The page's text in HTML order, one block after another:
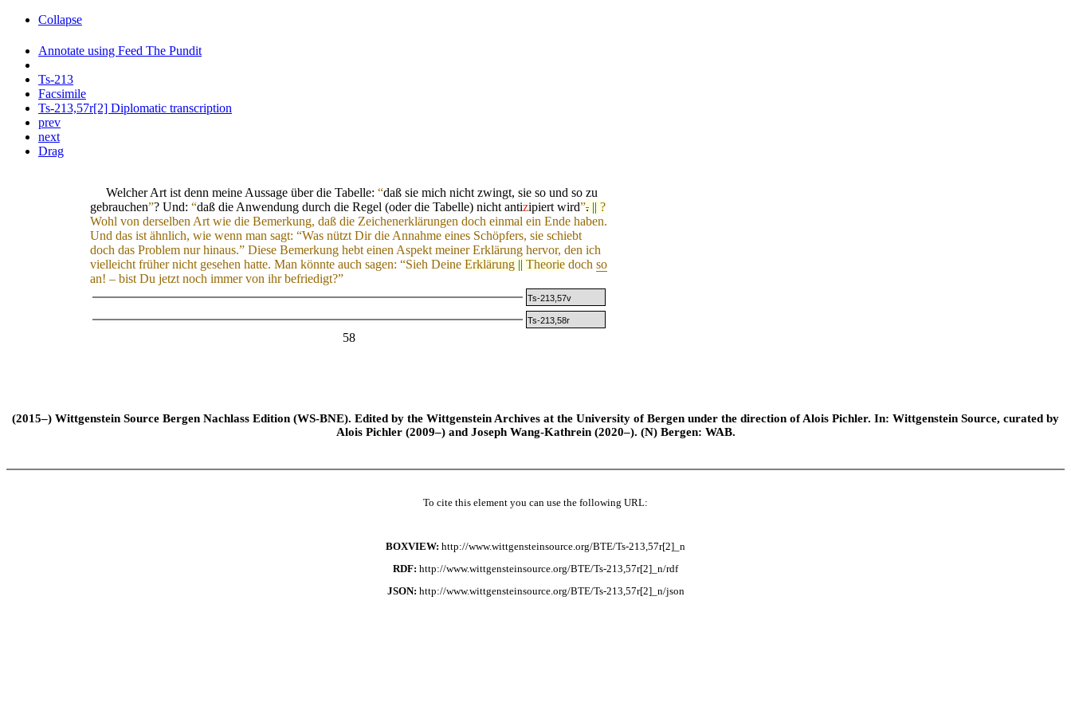
Collapse
Annotate using Feed The Pundit
Ts-213
Facsimile
Ts-213,57r[2] Diplomatic transcription
prev
next
Drag
Welcher Art ist denn meine Aussage über die Tabelle: “daß sie mich nicht zwingt, sie so und so zu
gebrauchen”? Und: “daß die Anwendung durch die Regel (oder die Tabelle) nicht antizipiert wird”. || ?
Wohl von derselben Art wie die Bemerkung, daß die Zeichenerklärungen doch einmal ein Ende haben.
Und das ist ähnlich, wie wenn man sagt: “Was nützt Dir die Annahme eines Schöpfers, sie schiebt
doch das Problem nur hinaus.” Diese Bemerkung hebt einen Aspekt meiner Erklärung hervor, den ich
vielleicht früher nicht gesehen hatte. Man könnte auch sagen: “Sieh Deine Erklärung || Theorie doch so
an! – bist Du jetzt noch immer von ihr befriedigt?”
Ts-213,57v
Ts-213,58r
58
(2015–) Wittgenstein Source Bergen Nachlass Edition (WS-BNE). Edited by the Wittgenstein Archives at the University of Bergen under the direction of Alois Pichler. In: Wittgenstein Source, curated by
Alois Pichler (2009–) and Joseph Wang-Kathrein (2020–). (N) Bergen: WAB.
To cite this element you can use the following URL:
BOXVIEW: http://www.wittgensteinsource.org/BTE/Ts-213,57r[2]_n
RDF: http://www.wittgensteinsource.org/BTE/Ts-213,57r[2]_n/rdf
JSON: http://www.wittgensteinsource.org/BTE/Ts-213,57r[2]_n/json